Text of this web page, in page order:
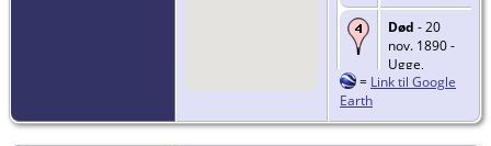
Død - 20
nov. 1890 -
Ugge,
Landsmarka,
Telemark
= Link til Google
Earth